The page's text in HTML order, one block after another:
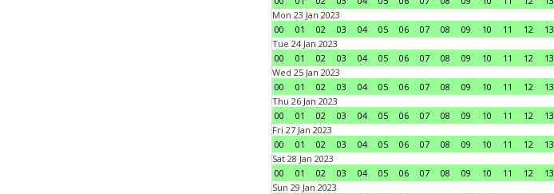
Mon 23 Jan 2023
00
01 02 03 04 05 06 07 08 09 10 11 12 13
Tue 24 Jan 2023
00
01 02 03 04 05 06 07 08 09 10 11 12 13
Wed 25 Jan 2023
00
01 02 03 04 05 06 07 08 09 10 11 12 13
Thu 26 Jan 2023
00
01 02 03 04 05 06 07 08 09 10 11 12 13
Fri 27 Jan 2023
00
01 02 03 04 05 06 07 08 09 10 11 12 13
Sat 28 Jan 2023
00
01 02 03 04 05 06 07 08 09 10 11 12 13
Sun 29 Jan 2023